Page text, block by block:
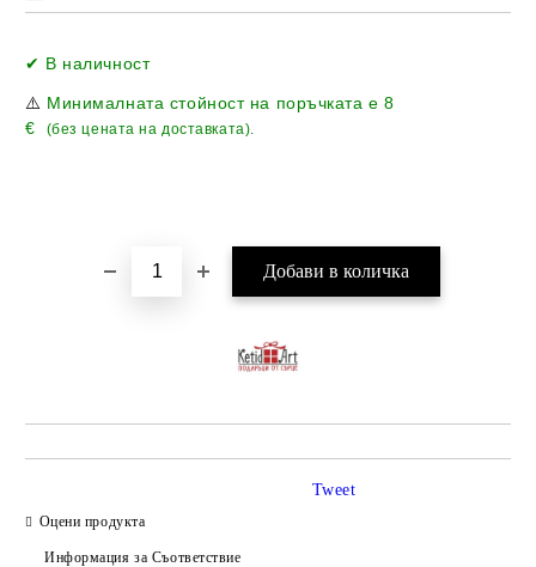
✔ В наличност
⚠️ Минималната стойност на поръчката е8
€
(без цената на доставката).
Оцени продукта
Информация за Съответствие
Tweet